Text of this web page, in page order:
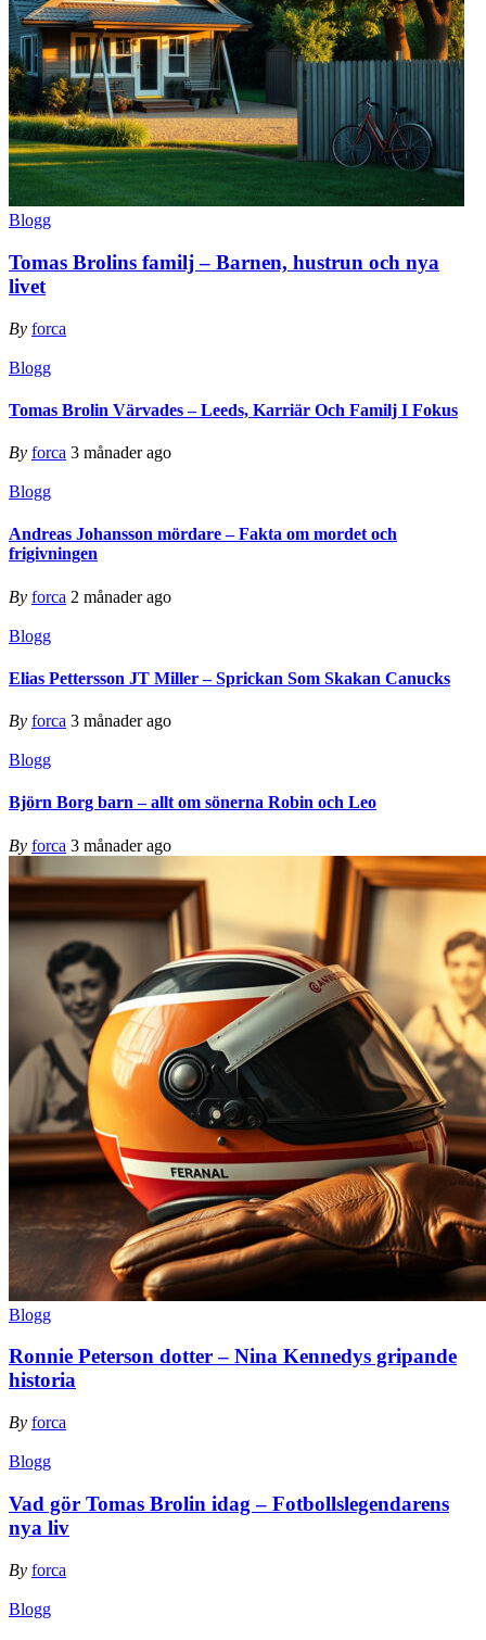
Blogg
Tomas Brolins familj – Barnen, hustrun och nya
livet
By forca
Blogg
Tomas Brolin Värvades – Leeds, Karriär Och Familj I Fokus
By forca 3 månader ago
Blogg
Andreas Johansson mördare – Fakta om mordet och
frigivningen
By forca 2 månader ago
Blogg
Elias Pettersson JT Miller – Sprickan Som Skakan Canucks
By forca 3 månader ago
Blogg
Björn Borg barn – allt om sönerna Robin och Leo
By forca 3 månader ago
Blogg
Ronnie Peterson dotter – Nina Kennedys gripande
historia
By forca
Blogg
Vad gör Tomas Brolin idag – Fotbollslegendarens
nya liv
By forca
Blogg